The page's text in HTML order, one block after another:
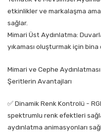
etkinlikler ve markalaşma
sağlar.
Mimari Üst Aydınlatma:
yıkaması oluşturmak için
Mimari ve Cephe
Şeritlerin Avantajları
✅ Dinamik Renk Kontrolü -
spektrumlu renk efektleri
aydınlatma animasyonları